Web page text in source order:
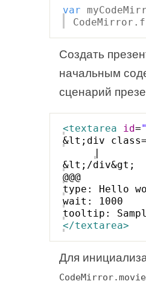
var
Создать
начальным
сценарий
<textarea id=
&lt;div
|
&lt;/div&gt;
@@@
type: Hello
wait: 1000
tooltip:
</textarea>
Для